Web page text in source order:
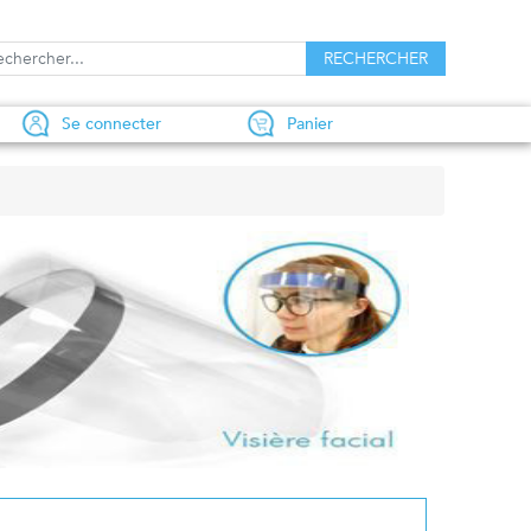
Se connecter Panier